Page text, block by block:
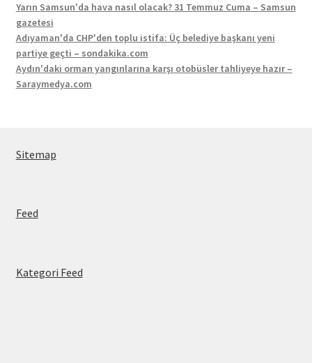
Yarın Samsun'da hava nasıl olacak? 31 Temmuz Cuma – Samsun
gazetesi
Adıyaman'da CHP'den toplu istifa: Üç belediye başkanı yeni
partiye geçti – sondakika.com
Aydın'daki orman yangınlarına karşı otobüsler tahliyeye hazır –
Saraymedya.com
Sitemap
Feed
Kategori Feed